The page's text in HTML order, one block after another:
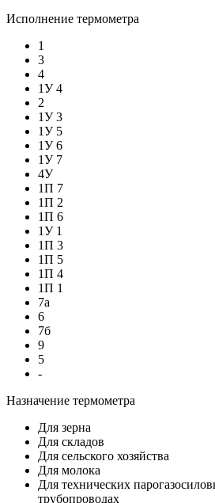
Исполнение термометра
1
3
4
1У 4
2
1У 3
1У 5
1У 6
1У 7
4У
1П 7
1П 2
1П 6
1У 1
1П 3
1П 5
1П 4
1П 1
7а
6
7б
9
5
-
Назначение термометра
Для зерна
Для складов
Для сельского хозяйства
Для молока
Для технических
трубопроводах